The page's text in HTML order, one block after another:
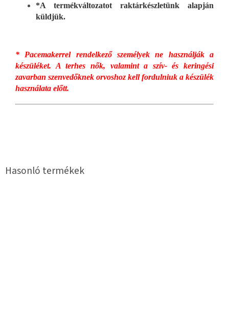
*A termékváltozatot raktárkészletünk alapján
küldjük.
* Pacemakerrel rendelkező személyek ne használják a
készüléket. A terhes nők, valamint a szív- és keringési
zavarban szenvedőknek orvoshoz kell fordulniuk a készülék
használata előtt.